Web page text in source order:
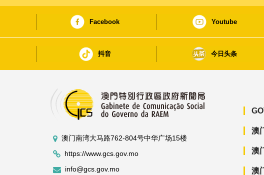
Facebook Youtube
抖音 今日头条
澳门南湾大马路762-804号中华广场15楼
https://www.gcs.gov.mo
info@gcs.gov.mo
澳
澳
澳